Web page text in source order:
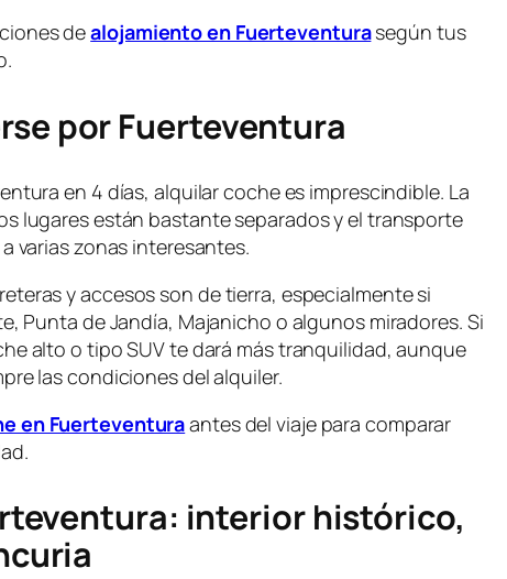
dealojamiento en Fuerteventurasegún tus
por Fuerteventura
en 4 días, alquilar coche es imprescindible. La
lugares están bastante separados y el transporte
varias zonas interesantes.
y accesos son de tierra, especialmente si
Punta de Jandía, Majanicho o algunos miradores. Si
alto o tipo SUV te dará más tranquilidad, aunque
las condiciones del alquiler.
en Fuerteventuraantes del viaje para comparar
interior histórico,